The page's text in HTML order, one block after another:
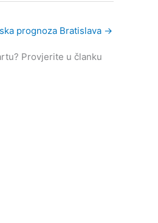
prognoza Bratislava →
Provjerite u članku